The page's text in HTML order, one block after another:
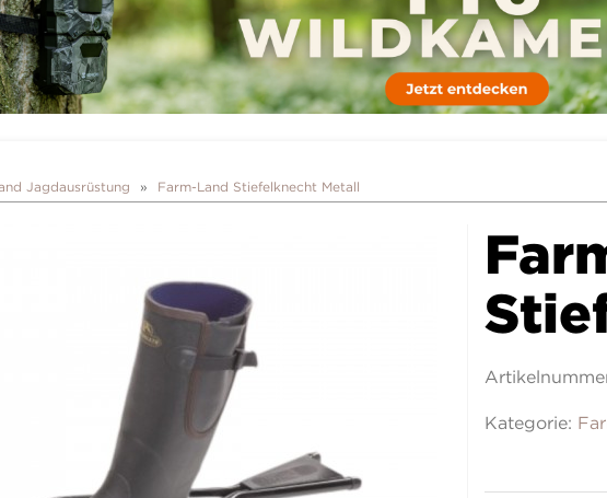
Jagdausrüstung Farm-Land Stiefelknecht Metall
Kategorie: